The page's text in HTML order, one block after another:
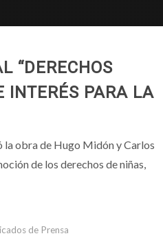
“DERECHOS
INTERÉS PARA LA
la obra de Hugo Midón y Carlos
de los derechos de niñas,
de Prensa